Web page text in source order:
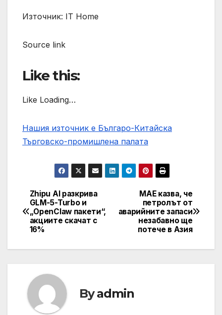
Източник: IT Home
Source link
Like this:
Like Loading…
Нашия източник е Българо-Китайска
Търговско-промишлена палaта
Post
navigation
МАЕ казва, че
петролът от
аварийните запаси
незабавно ще
потече в Азия
Zhipu AI разкрива
GLM-5-Turbo и
„OpenClaw пакети“,
акциите скачат с
16%
Byadmin